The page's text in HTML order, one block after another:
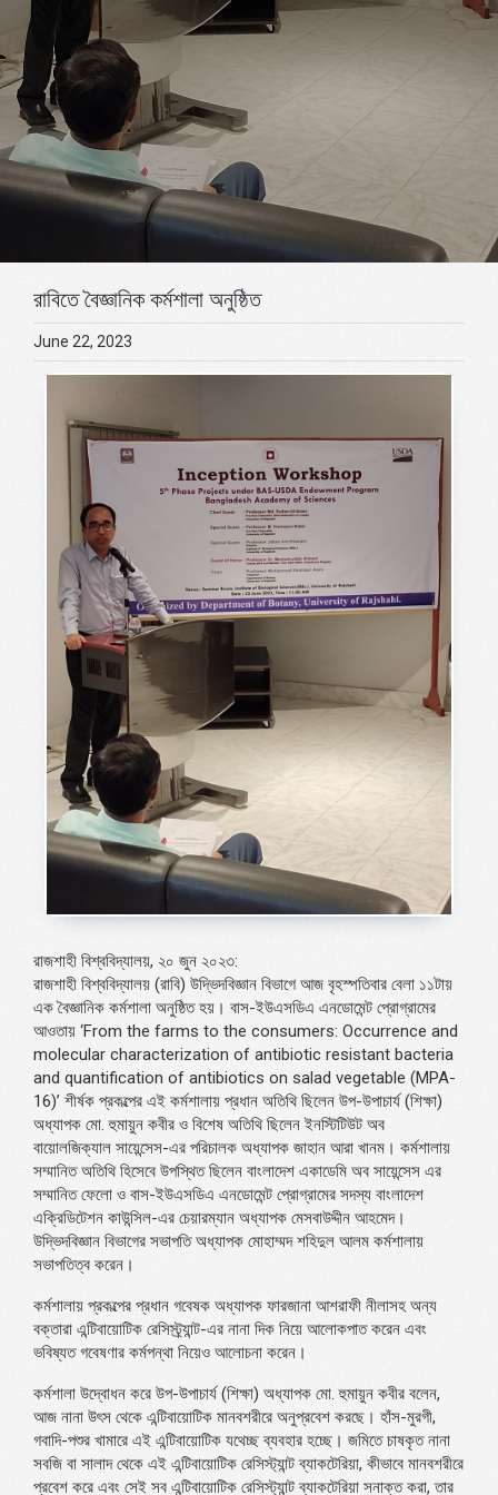
রাবিতে বৈজ্ঞানিক কর্মশালা অনুষ্ঠিত
June 22, 2023
রাজশাহী বিশ্ববিদ্যালয়, ২০ জুন ২০২৩:
রাজশাহী বিশ্ববিদ্যালয় (রাবি) উদ্ভিদবিজ্ঞান বিভাগে আজ বৃহস্পতিবার বেলা ১১টায়
এক বৈজ্ঞানিক কর্মশালা অনুষ্ঠিত হয়। বাস-ইউএসডিএ এনডোমেন্ট প্রোগ্রামের
আওতায় ‘From the farms to the consumers: Occurrence and
molecular characterization of antibiotic resistant bacteria
and quantification of antibiotics on salad vegetable (MPA-
16)’ শীর্ষক প্রকল্পের এই কর্মশালায় প্রধান অতিথি ছিলেন উপ-উপাচার্য (শিক্ষা)
অধ্যাপক মো. হুমায়ুন কবীর ও বিশেষ অতিথি ছিলেন ইনস্টিটিউট অব
বায়োলজিক্যাল সায়েন্সেস-এর পরিচালক অধ্যাপক জাহান আরা খানম। কর্মশালায়
সম্মানিত অতিথি হিসেবে উপস্থিত ছিলেন বাংলাদেশ একাডেমি অব সায়েন্সেস এর
সম্মানিত ফেলো ও বাস-ইউএসডিএ এনডোমেন্ট প্রোগ্রামের সদস্য বাংলাদেশ
এক্রিডিটেশন কাউন্সিল-এর চেয়ারম্যান অধ্যাপক মেসবাউদ্দীন আহমেদ।
উদ্ভিদবিজ্ঞান বিভাগের সভাপতি অধ্যাপক মোহাম্মদ শহিদুল আলম কর্মশালায়
সভাপতিত্ব করেন।
কর্মশালায় প্রকল্পের প্রধান গবেষক অধ্যাপক ফারজানা আশরাফী নীলাসহ অন্য
বক্তারা এন্টিবায়োটিক রেসিস্ট্র্যান্ট-এর নানা দিক নিয়ে আলোকপাত করেন এবং
ভবিষ্যত গবেষণার কর্মপন্থা নিয়েও আলোচনা করেন।
কর্মশালা উদ্বোধন করে উপ-উপাচার্য (শিক্ষা) অধ্যাপক মো. হুমায়ুন কবীর বলেন,
আজ নানা উৎস থেকে এন্টিবায়োটিক মানবশরীরে অনুপ্রবেশ করছে। হাঁস-মুরগী,
গবাদি-পশুর খামারে এই এন্টিবায়োটিক যথেচ্ছ ব্যবহার হচ্ছে। জমিতে চাষকৃত নানা
সবজি বা সালাদ থেকে এই এন্টিবায়োটিক রেসিস্ট্যান্ট ব্যাকটেরিয়া, কীভাবে মানবশরীরে
প্রবেশ করে এবং সেই সব এন্টিবায়োটিক রেসিস্ট্যান্ট ব্যাকটেরিয়া সনাক্ত করা, তার